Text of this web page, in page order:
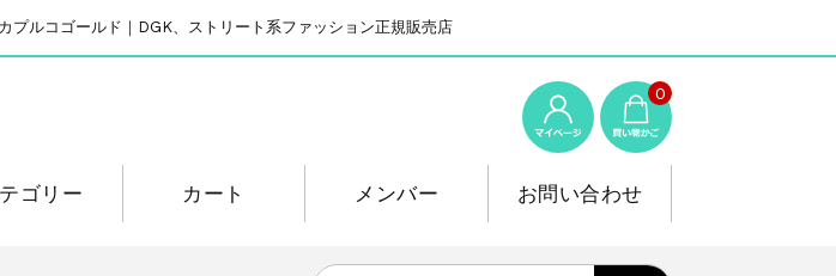
ルコゴールド｜DGK、ストリート系ファッション正規販売店
0
ゴリー カート メンバー お問い合わせ